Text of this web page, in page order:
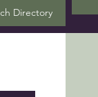
Directory